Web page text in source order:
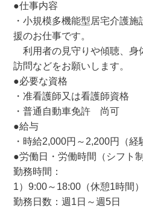
●仕事内容
・小規模多機能型居宅介護
援のお仕事です。
利用者の見守りや傾聴、身
訪問などをお願いします。
●必要な資格
・准看護師又は看護師資格
・普通自動車免許 尚可
●給与
・時給2,000円～2,200円（経
●労働日・労働時間（シフト制
勤務時間：
1）9:00～18:00（休憩1時間）
勤務日数：週1日～週5日